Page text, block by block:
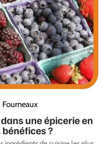
Fourneaux
une épicerie en
?